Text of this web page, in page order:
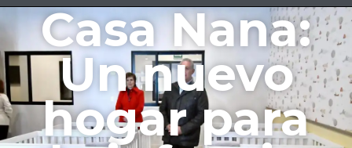
Casa Nana:
Un nuevo
hogar para